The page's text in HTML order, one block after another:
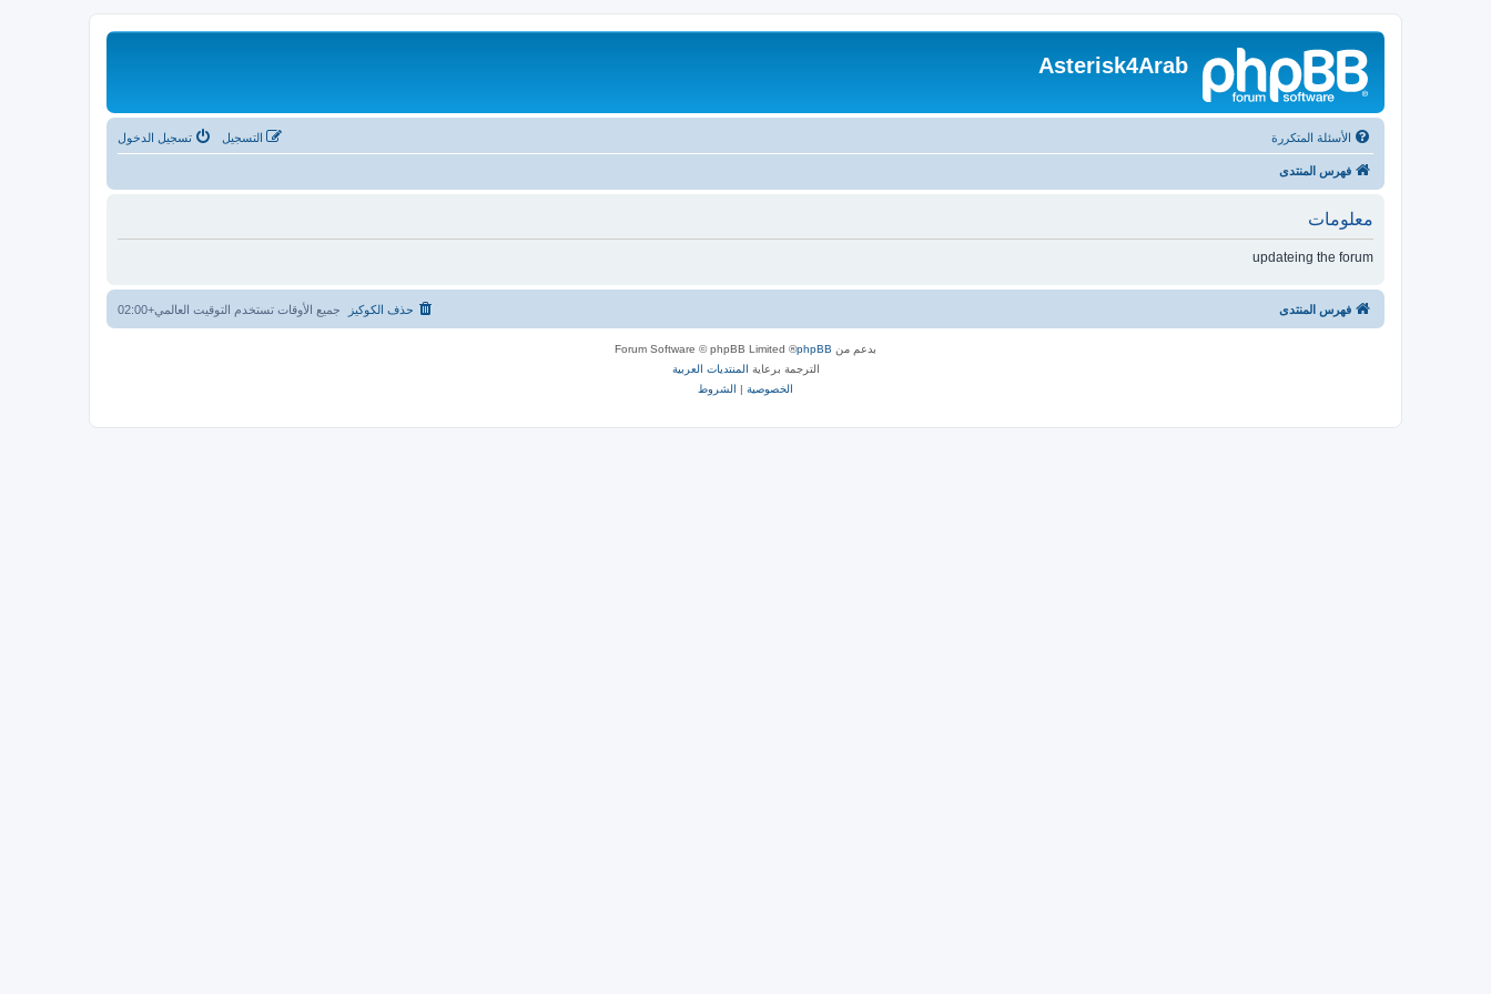
Asterisk4Arab
الأسئلة المتكررة تسجيل الدخول التسجيل
فهرس المنتدى
معلومات
updateing the forum
فهرس المنتدى جميع الأوقات تستخدم التوقيت العالمي+02:00 حذف الكوكيز
بدعم من phpBB
® Forum Software © phpBB Limited
الترجمة برعاية المنتديات العربية
الخصوصية | الشروط